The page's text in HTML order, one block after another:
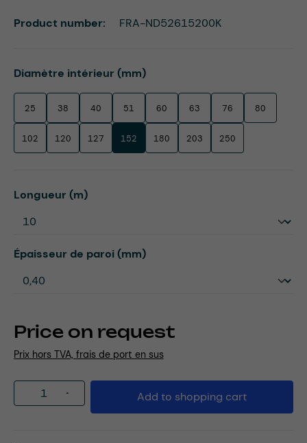
Price on request
Prix hors TVA, frais de port en sus
Select
Diamètre intérieur (mm)
25 38 40 51 60 63 76 80
102 120 127 152 180 203 250
Select
Longueur (m)
Select
Épaisseur de paroi (mm)
Product Quantity: Enter the desired
Add to shopping cart
Product number: FRA-ND52615200K